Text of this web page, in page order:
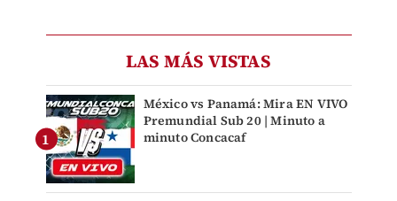
LAS MÁS VISTAS
México vs Panamá: Mira EN VIVO
Premundial Sub 20 | Minuto a
minuto Concacaf